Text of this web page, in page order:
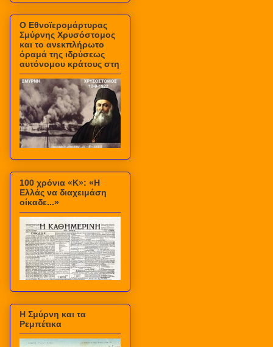
Ο Εθνοϊερομάρτυρας
Σμύρνης Χρυσόστομος
και το ανεκπλήρωτο
όραμά της ιδρύσεως
αυτόνομου κράτους στη
100 χρόνια «Κ»: «Η
Ελλάς να διαχειμάση
οίκαδε...»
Η Σμύρνη και τα
Ρεμπέτικα